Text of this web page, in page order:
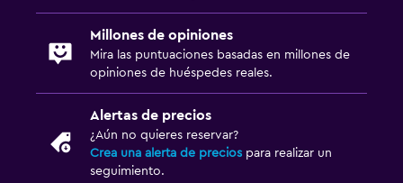
Millones de opiniones
Mira las puntuaciones basadas en millones de
opiniones de huéspedes reales.
Alertas de precios
¿Aún no quieres reservar?
Crea una alerta de precios para realizar un
seguimiento.